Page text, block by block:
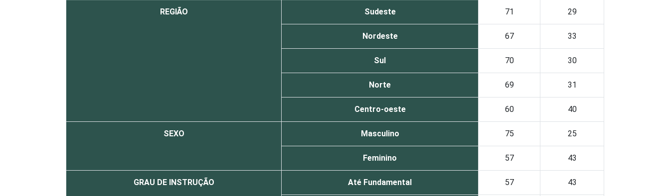
REGIÃO Sudeste 71 29
Nordeste 67 33
Sul 70 30
Norte 69 31
Centro-oeste 60 40
SEXO Masculino 75 25
Feminino 57 43
GRAU DE INSTRUÇÃO Até Fundamental 57 43